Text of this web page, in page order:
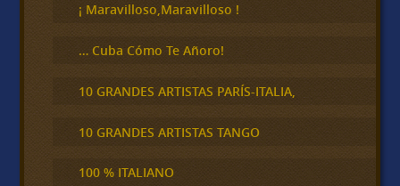
¡ Maravilloso,Maravilloso !
… Cuba Cómo Te Añoro!
10 GRANDES ARTISTAS PARÍS-ITALIA,
10 GRANDES ARTISTAS TANGO
100 % ITALIANO